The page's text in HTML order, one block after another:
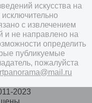
искусства на
с извлечением
и не направлено на
определить
публикуемые
пожалуйста
2023